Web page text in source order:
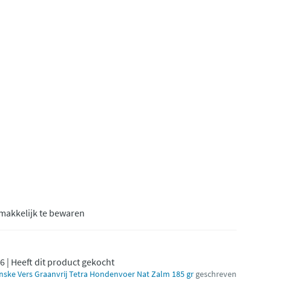
te bewaren
| Heeft dit product gekocht
Vers Graanvrij Tetra Hondenvoer Nat Zalm 185 gr geschreven